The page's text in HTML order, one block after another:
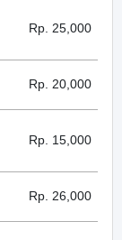
Rp. 25,000
Rp. 20,000
Rp. 15,000
Rp. 26,000